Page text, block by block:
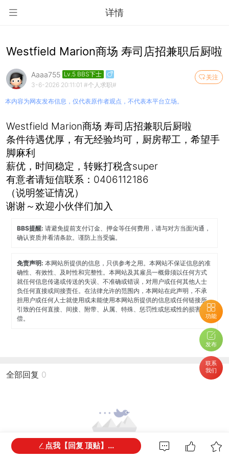
详情
功能
发布
联系
我们
Westfield Marion商场 寿司店招兼职后厨啦
关注
Aaaa755 Lv.5 BBS下士
3-6-2026 20:11:01 #个人求职#
本内容为网友发布信息，仅代表原作者观点，不代表本平台立场。
Westfield Marion商场 寿司店招兼职后厨啦
条件待遇优厚，有无经验均可，厨房帮工，希望手
脚麻利
薪优，时间稳定，转账打税含super
有意者请短信联系：0406112186
（说明签证情况）
谢谢～欢迎小伙伴们加入
BBS提醒:请避免提前支付订金、押金等任何费用，请与对方当面沟通，
确认资质并看清条款。谨防上当受骗。
免责声明:本网站所提供的信息，只供参考之用。本网站不保证信息的准
确性、有效性、及时性和完整性。本网站及其雇员一概毋须以任何方式
就任何信息传递或传送的失误、不准确或错误，对用户或任何其他人士
负任何直接或间接责任。在法律允许的范围内，本网站在此声明，不承
担用户或任何人士就使用或未能使用本网站所提供的信息或任何链接所
引致的任何直接、间接、附带、从属、特殊、惩罚性或惩戒性的损害赔
偿。
全部回复 0
还没有回复，谁来打破尴尬？
点我【回复 顶贴】...